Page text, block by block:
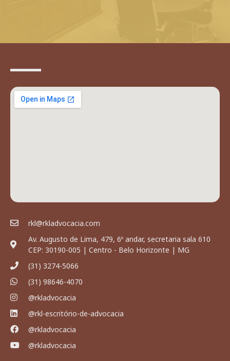
rkl@rkladvocacia.com
Av. Augusto de Lima, 479, 6º andar, secretaria sala 610
CEP: 30190-005 | Centro - Belo Horizonte | MG
(31) 3274-5066
(31) 98646-4070
@rkladvocacia
@rkl-escritório-de-advocacia
@rkladvocacia
@rkladvocacia